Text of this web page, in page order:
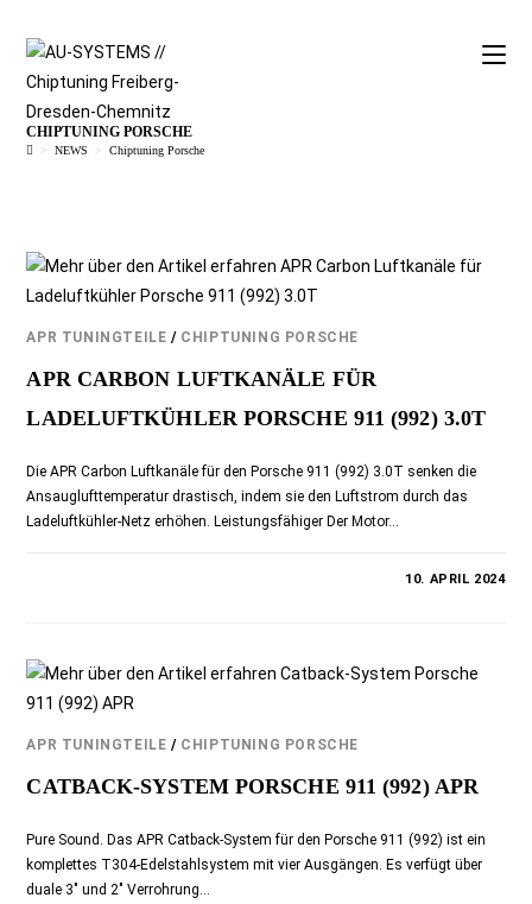
CHIPTUNING PORSCHE
> NEWS > Chiptuning Porsche
APR TUNINGTEILE / CHIPTUNING PORSCHE
APR CARBON LUFTKANÄLE FÜR
LADELUFTKÜHLER PORSCHE 911 (992) 3.0T
Die APR Carbon Luftkanäle für den Porsche 911 (992) 3.0T senken die
Ansauglufttemperatur drastisch, indem sie den Luftstrom durch das
Ladeluftkühler-Netz erhöhen. Leistungsfähiger Der Motor…
10. APRIL 2024
APR TUNINGTEILE / CHIPTUNING PORSCHE
CATBACK-SYSTEM PORSCHE 911 (992) APR
Pure Sound. Das APR Catback-System für den Porsche 911 (992) ist ein
komplettes T304-Edelstahlsystem mit vier Ausgängen. Es verfügt über
duale 3" und 2" Verrohrung…